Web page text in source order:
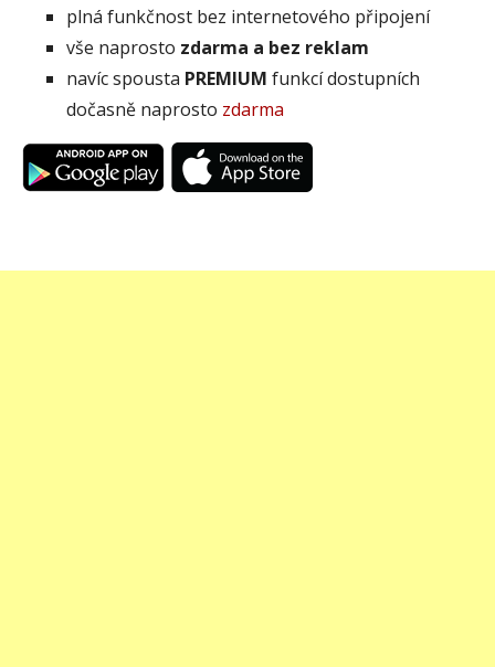
plná funkčnost bez internetového připojení
vše naprosto zdarma a bez reklam
navíc spousta PREMIUM funkcí dostupních
dočasně naprosto zdarma